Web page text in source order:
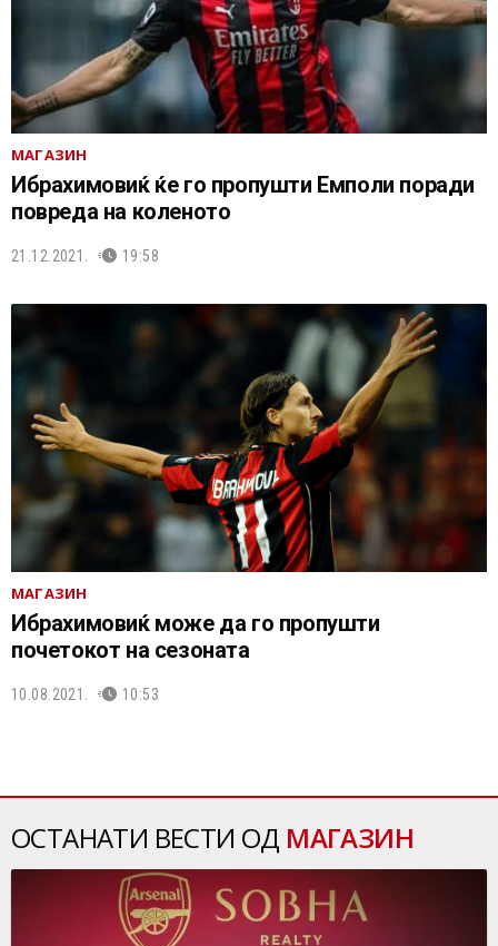
МАГАЗИН
Ибрахимовиќ ќе го пропушти Емполи поради
повреда на коленото
21.12.2021. 19:58
МАГАЗИН
Ибрахимовиќ може да го пропушти
почетокот на сезоната
10.08.2021. 10:53
ОСТАНАТИ ВЕСТИ ОД МАГАЗИН